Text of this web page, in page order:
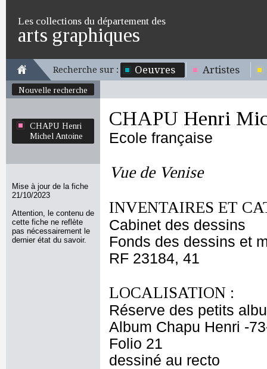
Les collections du département des
arts graphiques
Recherche sur : Oeuvres Artistes
Nouvelle recherche
CHAPU Henri
Michel Antoine
Mise à jour de la fiche
21/10/2023
Attention, le contenu de
cette fiche ne reflète
pas nécessairement le
dernier état du savoir.
CHAPU Henri
Ecole française
Vue de Venise
INVENTAIRES ET
Cabinet des dessins
Fonds des dessins et
RF 23184, 41
LOCALISATION :
Réserve des petits
Album Chapu Henri -
Folio 21
dessiné au recto